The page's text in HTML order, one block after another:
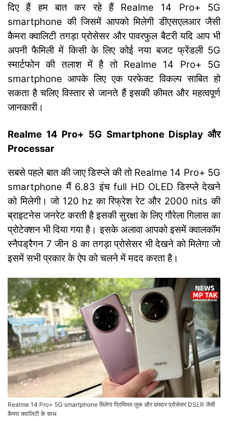
दिए हैं हम बात कर रहे हैं Realme 14 Pro+ 5G
smartphone की जिसमें आपको मिलेगी डीएसएलआर जैसी
कैमरा क्वालिटी तगड़ा प्रोसेसर और पावरफुल बैटरी यदि आप भी
अपनी फैमिली में किसी के लिए कोई नया बजट फ्रेंडली 5G
स्मार्टफोन की तलाश में है तो Realme 14 Pro+ 5G
smartphone आपके लिए एक परफेक्ट विकल्प साबित हो
सकता है चलिए विस्तार से जानते हैं इसकी कीमत और महत्वपूर्ण
जानकारी।
Realme 14 Pro+ 5G Smartphone Display और
Processar
सबसे पहले बात की जाए डिस्प्ले की तो Realme 14 Pro+ 5G
smartphone मैं 6.83 इंच full HD OLED डिस्प्ले देखने
को मिलेगी। जो 120 hz का रिफ्रेश रेट और 2000 nits की
ब्राइटनेस जनरेट करती है इसकी सुरक्षा के लिए गौरेला गिलास का
प्रोटेक्शन भी दिया गया है। इसके अलावा आपको इसमें क्वालकॉम
स्नैपड्रैगन 7 जीन 8 का तगड़ा प्रोसेसर भी देखने को मिलेगा जो
इसमें सभी प्रकार के ऐप को चलने में मदद करता है।
Realme 14 Pro+ 5G smartphone मिलेगा प्रिमियम लुक और दमदार प्रोसेसर DSLR जैसी
कैमरा क्वालिटी के साथ